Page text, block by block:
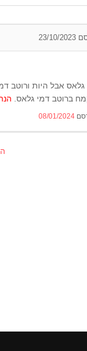
2023
אבל היות ורוטב
ברוטב דמי גלאס.
08/01/2024